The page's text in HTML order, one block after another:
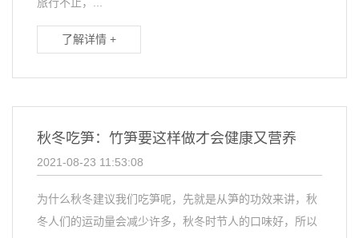
了解详情 +
秋冬吃笋：竹笋要这样做才会健康又营养
2021-08-23 11:53:08
为什么秋冬建议我们吃笋呢，先就是从笋的功效来讲，秋
冬人们的运动量会减少许多，秋冬时节人的口味好，所以